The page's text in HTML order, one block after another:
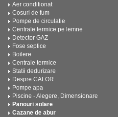
Aer conditionat
Cosuri de fum
Pompe de circulatie
Centrale termice pe lemne
Detector GAZ
Fose septice
Boilere
Centrale termice
Statii dedurizare
Despre CALOR
Pompe apa
Piscine - Alegere, Dimensionare
Panouri solare
Cazane de abur